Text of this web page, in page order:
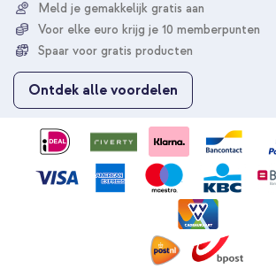
u
o
p
z
Meld je gemakkelijk gratis aan
Voor elke euro krijg je 10 memberpunten
Spaar voor gratis producten
Ontdek alle voordelen